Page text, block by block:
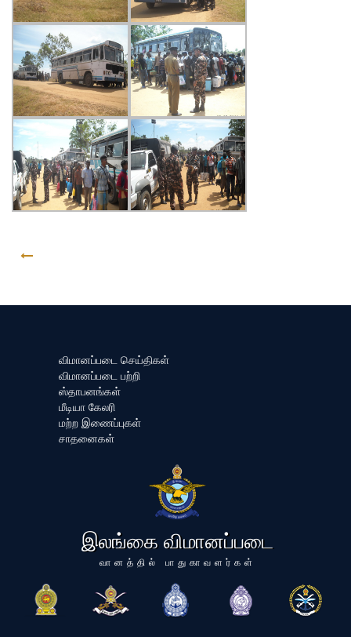
விமானப்படை செய்திகள்
விமானப்படை பற்றி
ஸ்தாபனங்கள்
மீடியா கேலரி
மற்ற இணைப்புகள்
சாதனைகள்
இலங்கை விமானப்படை
வானத்தில் பாதுகாவளர்கள்